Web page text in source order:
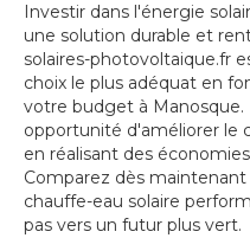
Investir dans l'énergie
une solution durable et
solaires-photovoltaique.fr
choix le plus adéquat en
votre budget à
opportunité d'améliorer le
en réalisant des
Comparez dès
chauffe-eau solaire
pas vers un futur plus vert.